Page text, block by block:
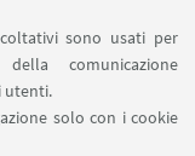
sono usati per
comunicazione
utenti.
solo con i cookie
the aesthetical
institutions in